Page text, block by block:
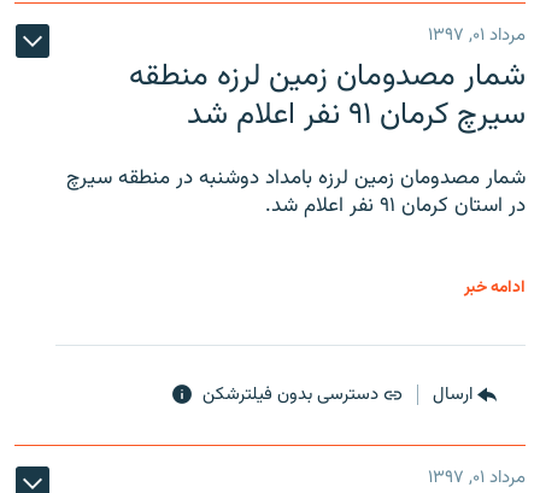
مرداد ۰۱, ۱۳۹۷
شمار مصدومان زمین لرزه منطقه
سیرچ کرمان ۹۱ نفر اعلام شد
شمار مصدومان زمین لرزه بامداد دوشنبه در منطقه سیرچ
در استان کرمان ۹۱ نفر اعلام شد.
ادامه خبر
ارسال دسترسی بدون فیلترشکن
مرداد ۰۱, ۱۳۹۷